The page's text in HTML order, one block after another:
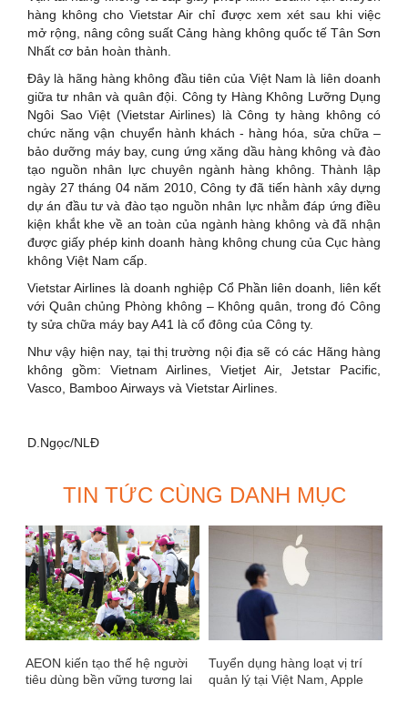
hàng không cho Vietstar Air chỉ được xem xét sau khi việc
mở rộng, nâng công suất Cảng hàng không quốc tế Tân Sơn
Nhất cơ bản hoàn thành.
Đây là hãng hàng không đầu tiên của Việt Nam là liên doanh
giữa tư nhân và quân đội. Công ty Hàng Không Lưỡng Dụng
Ngôi Sao Việt (Vietstar Airlines) là Công ty hàng không có
chức năng vận chuyển hành khách - hàng hóa, sửa chữa –
bảo dưỡng máy bay, cung ứng xăng dầu hàng không và đào
tạo nguồn nhân lực chuyên ngành hàng không. Thành lập
ngày 27 tháng 04 năm 2010, Công ty đã tiến hành xây dựng
dự án đầu tư và đào tạo nguồn nhân lực nhằm đáp ứng điều
kiện khắt khe về an toàn của ngành hàng không và đã nhận
được giấy phép kinh doanh hàng không chung của Cục hàng
không Việt Nam cấp.
Vietstar Airlines là doanh nghiệp Cổ Phần liên doanh, liên kết
với Quân chủng Phòng không – Không quân, trong đó Công
ty sửa chữa máy bay A41 là cổ đông của Công ty.
Như vậy hiện nay, tại thị trường nội địa sẽ có các Hãng hàng
không gồm: Vietnam Airlines, Vietjet Air, Jetstar Pacific,
Vasco, Bamboo Airways và Vietstar Airlines.
D.Ngọc/NLĐ
TIN TỨC CÙNG DANH MỤC
AEON kiến tạo thế hệ người
tiêu dùng bền vững tương lai
Tuyển dụng hàng loạt vị trí
quản lý tại Việt Nam, Apple